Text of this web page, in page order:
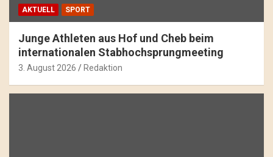
AKTUELL SPORT
Junge Athleten aus Hof und Cheb beim
internationalen Stabhochsprungmeeting
3. August 2026 Redaktion